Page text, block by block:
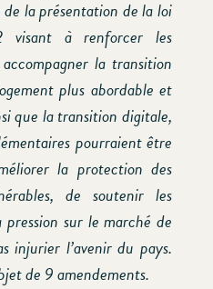
la présentation de la loi
visant à renforcer les
la transition
plus abordable et
que la transition digitale,
pourraient être
la protection des
de soutenir les
sur le marché de
injurier l’avenir du pays.
de 9 amendements.